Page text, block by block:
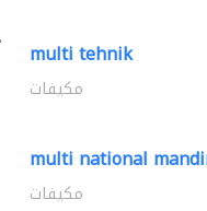
multi tehnik
مكيفات
multi national
مكيفات